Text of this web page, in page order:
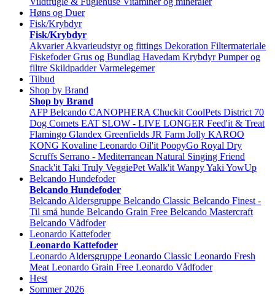
Høns og Duer
Fisk/Krybdyr
Fisk/Krybdyr
Akvarier Akvarieudstyr og fittings Dekoration Filtermateriale
Fiskefoder Grus og Bundlag Havedam Krybdyr Pumper og
filtre Skildpadder Varmelegemer
Tilbud
Shop by Brand
Shop by Brand
AFP Belcando CANOPHERA Chuckit CoolPets District 70
Dog Comets EAT SLOW - LIVE LONGER Feed'it & Treat
Flamingo Glandex Greenfields JR Farm Jolly KAROO
KONG Kovaline Leonardo Oil'it PoopyGo Royal Dry
Scruffs Serrano - Mediterranean Natural Singing Friend
Snack'it Taki Truly VeggiePet Walk'it WanpyYaki YowUp
Belcando Hundefoder
Belcando Hundefoder
Belcando Aldersgruppe Belcando Classic Belcando Finest -
Til små hunde Belcando Grain Free Belcando Mastercraft
Belcando Vådfoder
Leonardo Kattefoder
Leonardo Kattefoder
Leonardo Aldersgruppe Leonardo Classic Leonardo Fresh
Meat Leonardo Grain Free Leonardo Vådfoder
Hest
Sommer 2026